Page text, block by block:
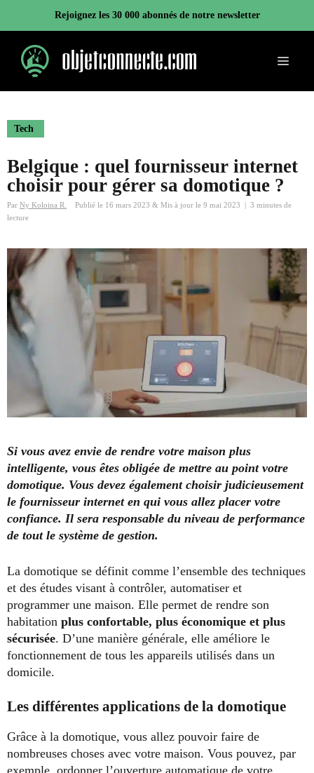
contenu
Rejoignez les 30 000 abonnés de notre newsletter
Menu
Tech
Belgique : quel fournisseur internet
choisir pour gérer sa domotique ?
Par Ny Koloina R. Publié le 16 mars 2023 & Mis à jour le 9 mai 2023
3 minutes de
lecture
Si vous avez envie de rendre votre maison plus
intelligente, vous êtes obligée de mettre au point votre
domotique. Vous devez également choisir judicieusement
le fournisseur internet en qui vous allez placer votre
confiance. Il sera responsable du niveau de performance
de tout le système de gestion.
La domotique se définit comme l’ensemble des techniques
et des études visant à contrôler, automatiser et
programmer une maison. Elle permet de rendre son
habitation plus confortable, plus économique et plus
sécurisée. D’une manière générale, elle améliore le
fonctionnement de tous les appareils utilisés dans un
domicile.
Les différentes applications de la domotique
Grâce à la domotique, vous allez pouvoir faire de
nombreuses choses avec votre maison. Vous pouvez, par